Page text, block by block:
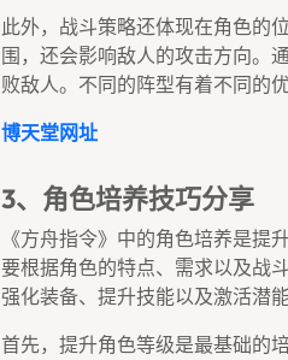
此外，战斗策略还体现在角色的
围，还会影响敌人的攻击方向。
败敌人。不同的阵型有着不同的
博天堂网址
3、角色培养技巧分享
《方舟指令》中的角色培养是提
要根据角色的特点、需求以及战
强化装备、提升技能以及激活潜能
首先，提升角色等级是最基础的